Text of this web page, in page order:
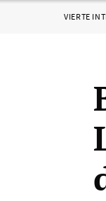
VIERTE